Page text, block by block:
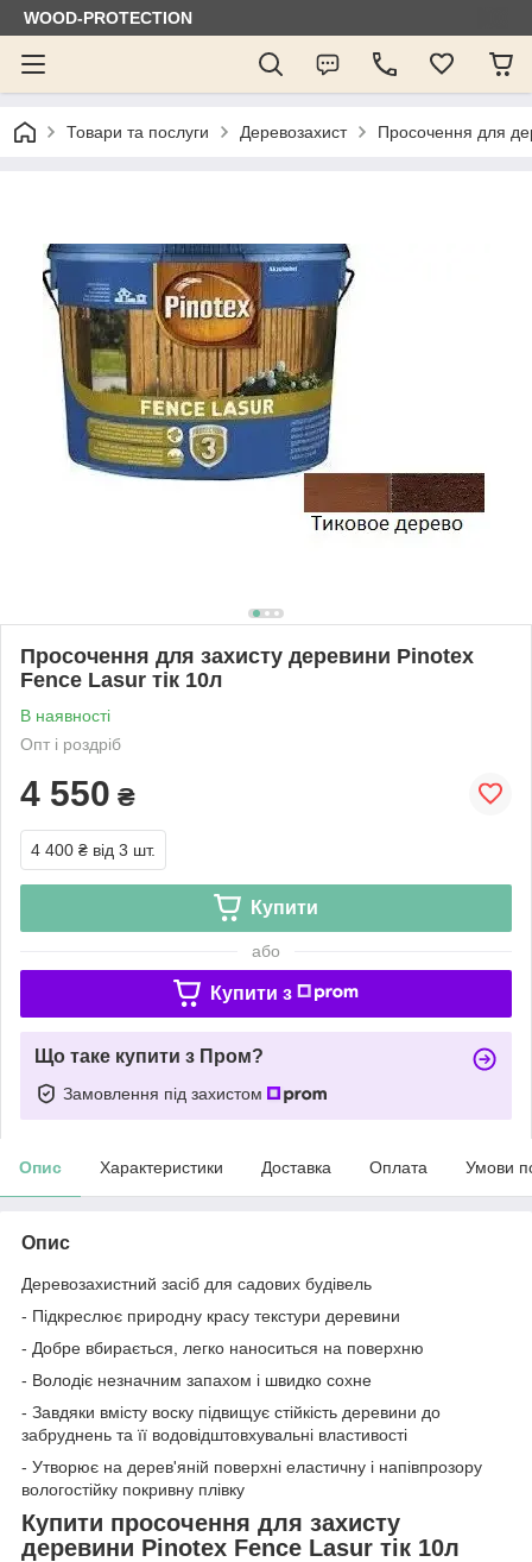
WOOD-PROTECTION
Товари та послуги Деревозахист Просочення для
Просочення для захисту деревини Pinotex
Fence Lasur тік 10л
В наявності
Опт і роздріб
4 550 ₴
4 400 ₴ від 3 шт.
Купити
або
Купити з
Що таке купити з Пром?
Замовлення під захистом
Опис Характеристики Доставка Оплата Умови
Опис
Деревозахистний засіб для садових будівель
- Підкреслює природну красу текстури деревини
- Добре вбирається, легко наноситься на поверхню
- Володіє незначним запахом і швидко сохне
- Завдяки вмісту воску підвищує стійкість деревини до
забруднень та її водовідштовхувальні властивості
- Утворює на дерев'яній поверхні еластичну і напівпрозору
вологостійку покривну плівку
Купити просочення для захисту
деревини Pinotex Fence Lasur тік 10л